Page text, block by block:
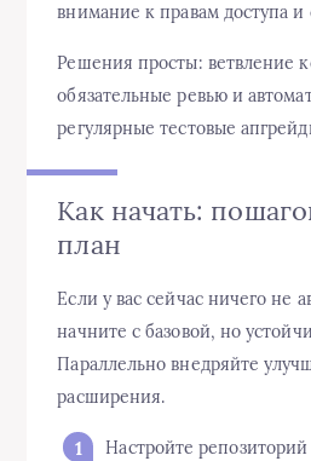
внимание к правам доступа
Решения просты: ветвление
обязательные ревью и
регулярные тестовые
Как начать:
план
Если у вас сейчас ничего не
начните с базовой, но
Параллельно внедряйте
расширения.
Настройте